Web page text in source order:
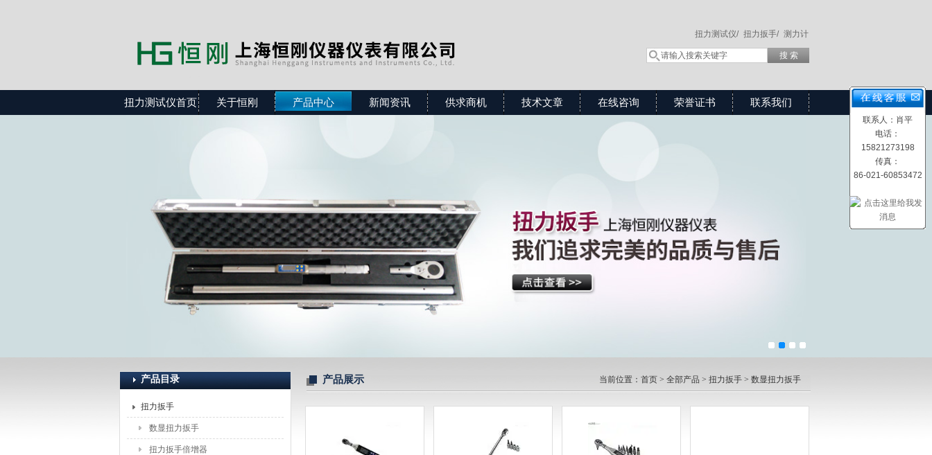
测力计
扭力扳手/
扭力测试仪/
扭力测试仪首页 关于恒刚 产品中心 新闻资讯 供求商机 技术文章 在线咨询 荣誉证书 联系我们
产品目录
扭力扳手
数显扭力扳手
扭力扳手倍增器
产品展示 当前位置： 首页 > 全部产品 > 扭力扳手 > 数显扭力扳手
联系人：肖平
电话：
15821273198
传真：
86-021-60853472